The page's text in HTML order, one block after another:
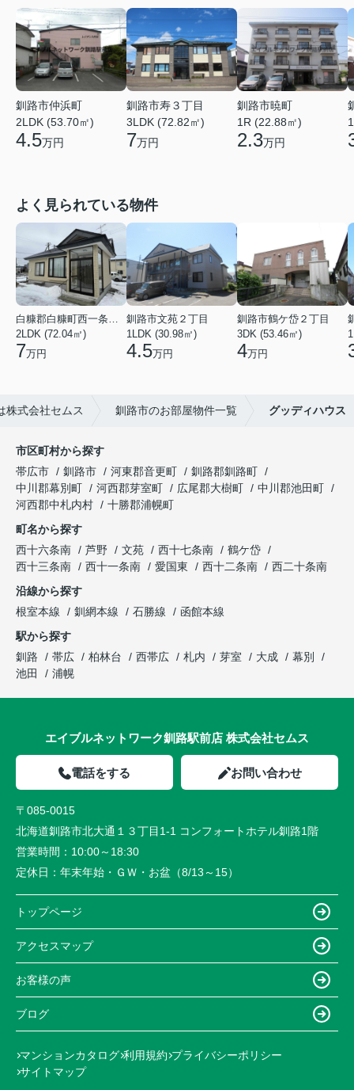
釧路市仲浜町
2LDK (53.70㎡)
4.5万円
釧路市寿３丁目
3LDK (72.82㎡)
7万円
釧路市暁町
1R (22.88㎡)
2.3万円
よく見られている物件
白糠郡白糠町西一条南４丁目
2LDK (72.04㎡)
7万円
釧路市文苑２丁目
1LDK (30.98㎡)
4.5万円
釧路市鶴ケ岱２丁目
3DK (53.46㎡)
4万円
株式会社セムス 釧路市のお部屋物件一覧 グッディハウス
市区町村から探す
帯広市
釧路市 河東郡音更町
釧路郡釧路町
中川郡幕別町
河西郡芽室町 広尾郡大樹町
中川郡池田町
河西郡中札内村
十勝郡浦幌町
町名から探す
西十六条南
芦野 文苑 西十七条南
鶴ケ岱
西十三条南
西十一条南 愛国東 西十二条南
西二十条南
沿線から探す
根室本線
釧網本線 石勝線
函館本線
駅から探す
釧路
帯広 柏林台 西帯広 札内 芽室 大成
幕別
池田
浦幌
エイブルネットワーク釧路駅前店 株式会社セムス
電話をする お問い合わせ
〒085-0015
北海道釧路市北大通１３丁目1-1 コンフォートホテル釧路1階
営業時間： 10:00～18:30
定休日： 年末年始・ＧＷ・お盆（8/13～15）
トップページ
アクセスマップ
お客様の声
ブログ
マンションカタログ 利用規約 プライバシーポリシー
サイトマップ